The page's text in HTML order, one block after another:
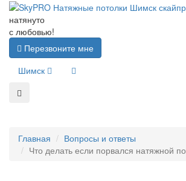
натянуто
с любовью!
Перезвоните мне
Шимск
Главная
Вопросы и ответы
Что делать если порвался натяжной